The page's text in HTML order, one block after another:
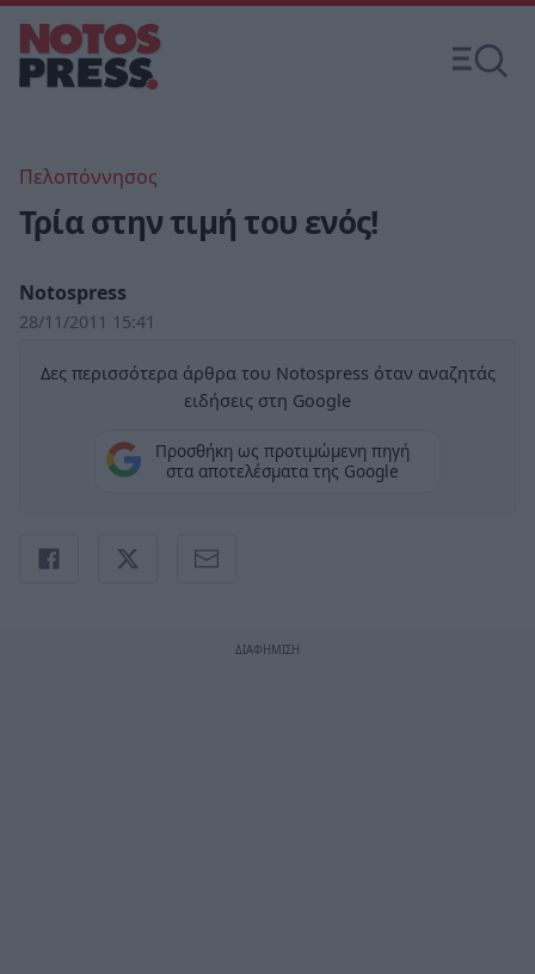
Πελοπόννησος
Τρία στην τιμή του ενός!
Notospress
28/11/2011 15:41
Δες περισσότερα άρθρα του Notospress όταν αναζητάς
ειδήσεις στη Google
Προσθήκη ως προτιμώμενη πηγή
στα αποτελέσματα της Google